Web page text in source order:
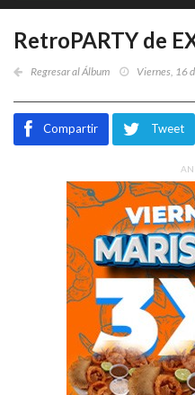
RetroPARTY de
Regresar al Álbum Viernes, 16
Compartir Tweet